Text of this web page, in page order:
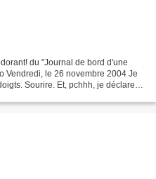
du "Journal de bord d'une
Vendredi, le 26 novembre 2004 Je
Sourire. Et, pchhh, je déclare